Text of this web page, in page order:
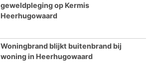
geweldpleging op Kermis
Heerhugowaard
Woningbrand blijkt buitenbrand bij
woning in Heerhugowaard